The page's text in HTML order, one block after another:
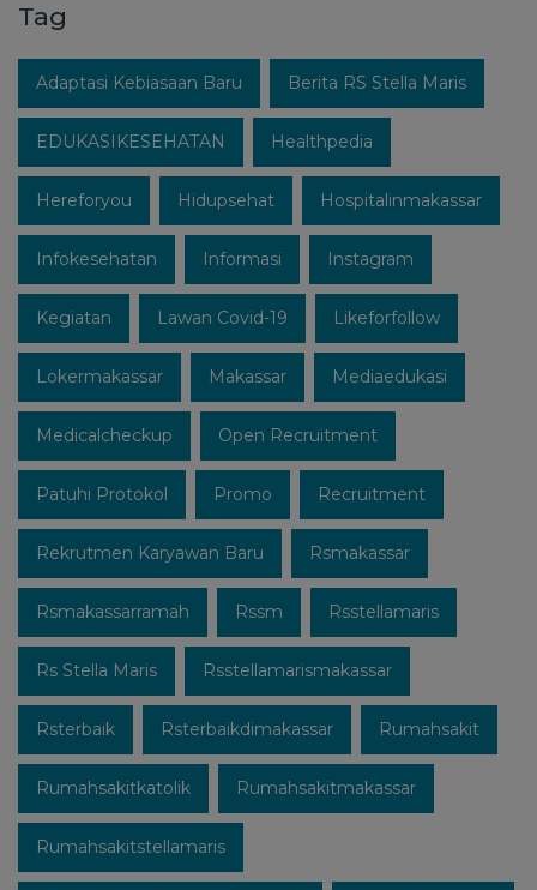
Tag
Adaptasi Kebiasaan Baru Berita RS Stella Maris
EDUKASIKESEHATAN Healthpedia
Hereforyou Hidupsehat Hospitalinmakassar
Infokesehatan Informasi Instagram
Kegiatan Lawan Covid-19 Likeforfollow
Lokermakassar Makassar Mediaedukasi
Medicalcheckup Open Recruitment
Patuhi Protokol Promo Recruitment
Rekrutmen Karyawan Baru Rsmakassar
Rsmakassarramah Rssm Rsstellamaris
Rs Stella Maris Rsstellamarismakassar
Rsterbaik Rsterbaikdimakassar Rumahsakit
Rumahsakitkatolik Rumahsakitmakassar
Rumahsakitstellamaris